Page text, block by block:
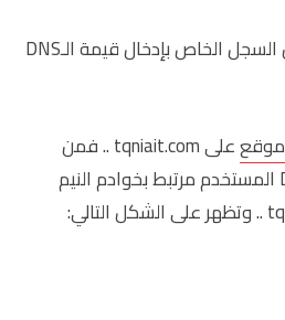
النيم سيرفر هو ما يتضمن السجل الخاص بإدخال قيمة الـDNS
موقع
على tqniait.com .. فمن
المنطقي أن يكون الـDNS المستخدم مرتبط بخوادم النيم